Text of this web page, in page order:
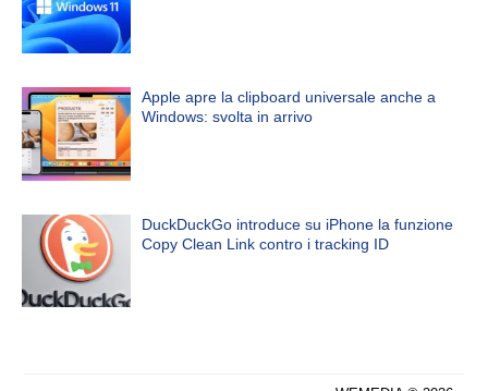
Apple apre la clipboard universale anche a
Windows: svolta in arrivo
DuckDuckGo introduce su iPhone la funzione
Copy Clean Link contro i tracking ID